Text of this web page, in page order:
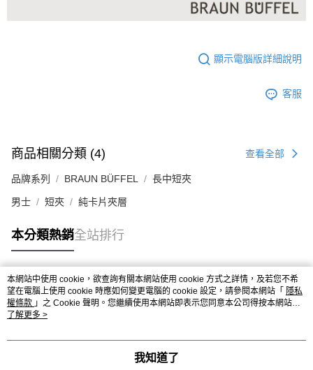
顯示電腦版詳細說明
客服
商品相關分類 (4) 查看全部
品牌系列 BRAUN BÜFFEL 長中短夾
男士 短夾 純卡片夾層
本分類熱銷全站排行
熱門標籤
本網站中使用 cookie，欲查詢有關本網站使用 cookie 方式之詳情，及若您不希
望在電腦上使用 cookie 時應如何變更電腦的 cookie 設定，請參閱本網站「 隱私
權條款 」之 Cookie 聲明。您繼續使用本網站即表示您同意本公司得按本網站使
用條款之 Cookie 聲明使用 cookie。
了解更多 >
我知道了